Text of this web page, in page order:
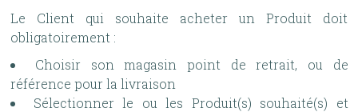
Le Client qui souhaite acheter un Produit doit
obligatoirement :
Choisir son magasin point de retrait, ou de
référence pour la livraison
Sélectionner le ou les Produit(s) souhaité(s) et